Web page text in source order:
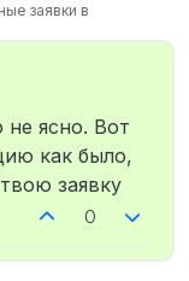
заявки в
ясно. Вот
как было,
заявку
0